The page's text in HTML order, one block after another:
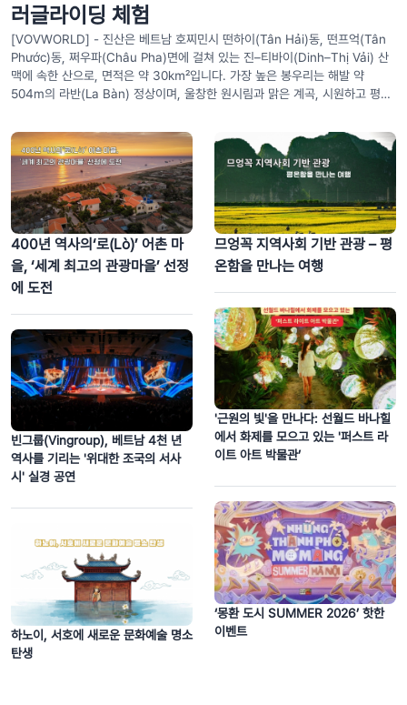
러글라이딩 체험
[VOVWORLD] - 진산은 베트남 호찌민시 떤하이(Tân Hải)동, 떤프억(Tân
Phước)동, 쩌우파(Châu Pha)면에 걸쳐 있는 진–티바이(Dinh–Thị Vải) 산
맥에 속한 산으로, 면적은 약 30㎢입니다. 가장 높은 봉우리는 해발 약
504m의 라반(La Bàn) 정상이며, 울창한 원시림과 맑은 계곡, 시원하고 평온
400년 역사의‘로(Lò)’ 어촌 마
을, ‘세계 최고의 관광마을’ 선정
에 도전
빈그룹(Vingroup), 베트남 4천 년
역사를 기리는 '위대한 조국의 서사
시' 실경 공연
하노이, 서호에 새로운 문화예술 명소
탄생
므엉꼭 지역사회 기반 관광 – 평
온함을 만나는 여행
'근원의 빛'을 만나다: 선월드 바나힐
에서 화제를 모으고 있는 '퍼스트 라
이트 아트 박물관’
‘몽환 도시 SUMMER 2026’ 핫한
이벤트